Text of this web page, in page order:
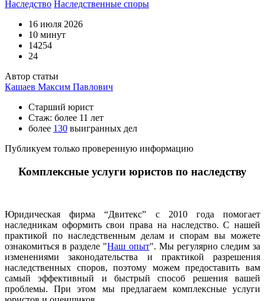
Наследство Наследственные споры
16 июля 2026
10 минут
14254
24
Автор статьи
Кашаев Максим Павлович
Старший юрист
Стаж: более 11 лет
более 130 выигранных дел
Публикуем только проверенную информацию
Комплексные услуги юристов по наследству
Юридическая фирма “Двитекс” с 2010 года помогает
наследникам оформить свои права на наследство. С нашей
практикой по наследственным делам и спорам вы можете
ознакомиться в разделе "Наш опыт". Мы регулярно следим за
изменениями законодательства и практикой разрешения
наследственных споров, поэтому можем предоставить вам
самый эффективный и быстрый способ решения вашей
проблемы. При этом мы предлагаем комплексные услуги